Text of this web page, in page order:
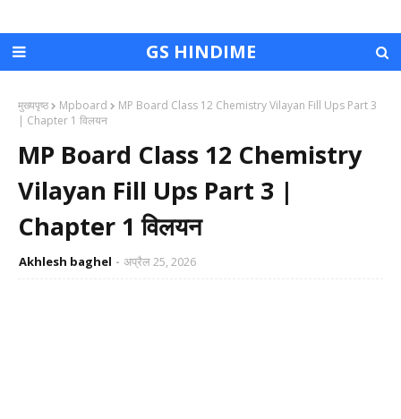
GS HINDIME
मुख्यपृष्ठ Mpboard
MP Board Class 12 Chemistry Vilayan Fill Ups Part 3
| Chapter 1 विलयन
MP Board Class 12 Chemistry
Vilayan Fill Ups Part 3 |
Chapter 1 विलयन
Akhlesh baghel अप्रैल 25, 2026